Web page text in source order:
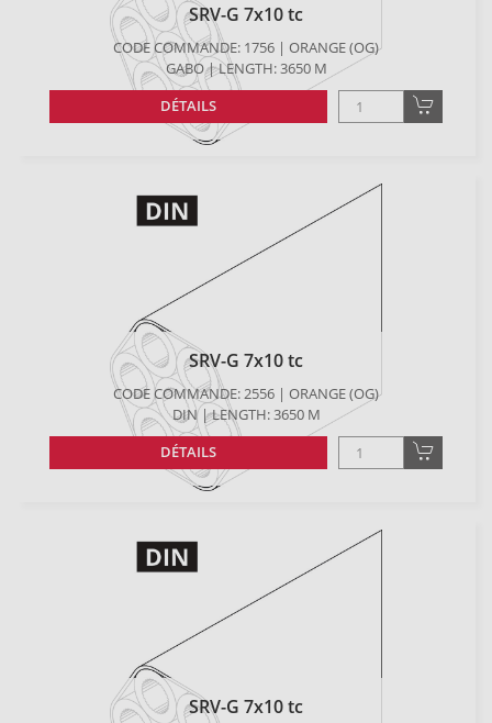
SRV-G 7x10 tc
CODE COMMANDE: 1756 | ORANGE (OG)
GABO | LENGTH: 3650 M
DÉTAILS
SRV-G 7x10 tc
CODE COMMANDE: 2556 | ORANGE (OG)
DIN | LENGTH: 3650 M
DÉTAILS
SRV-G 7x10 tc